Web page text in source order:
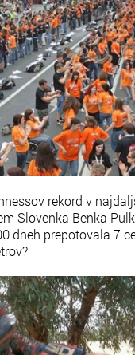
rekord v
Slovenka Benka
dneh prepotovala 7